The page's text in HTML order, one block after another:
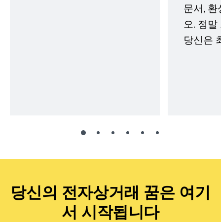
문서,
오. 정
당신은
당신의 전자상거래 꿈은 여기
서 시작됩니다